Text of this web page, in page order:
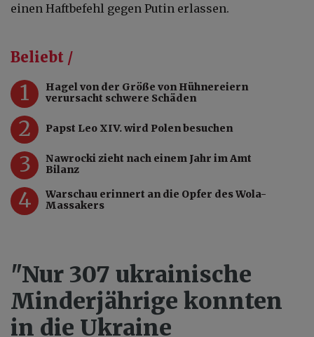
einen Haftbefehl gegen Putin erlassen.
Beliebt /
1
Hagel von der Größe von Hühnereiern
verursacht schwere Schäden
2 Papst Leo XIV. wird Polen besuchen
3
Nawrocki zieht nach einem Jahr im Amt
Bilanz
4
Warschau erinnert an die Opfer des Wola-
Massakers
"Nur 307 ukrainische
Minderjährige konnten
in die Ukraine